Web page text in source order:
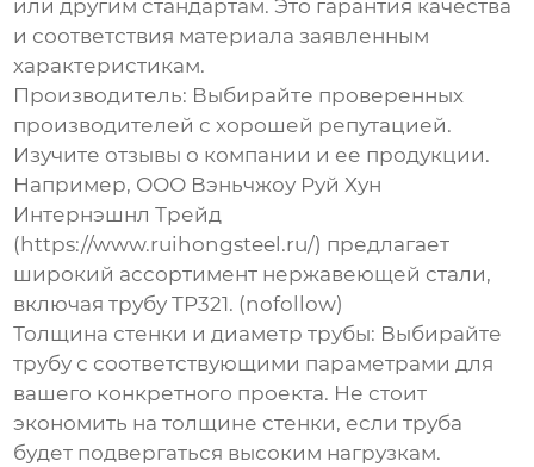
или другим стандартам. Это гарантия качества
и соответствия материала заявленным
характеристикам.
Производитель: Выбирайте проверенных
производителей с хорошей репутацией.
Изучите отзывы о компании и ее продукции.
Например, ООО Вэньчжоу Руй Хун
Интернэшнл Трейд
(https://www.ruihongsteel.ru/) предлагает
широкий ассортимент нержавеющей стали,
включаятрубу TP321. (nofollow)
Толщина стенки и диаметр трубы: Выбирайте
трубу с соответствующими параметрами для
вашего конкретного проекта. Не стоит
экономить на толщине стенки, если труба
будет подвергаться высоким нагрузкам.